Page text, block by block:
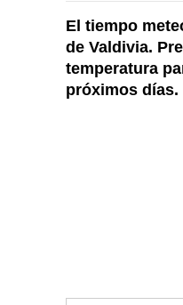
El tiempo
de Valdivia.
temperatura
próximos días.